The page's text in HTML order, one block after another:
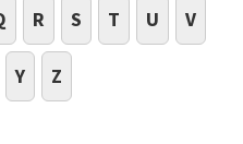
R S T U V
Y Z